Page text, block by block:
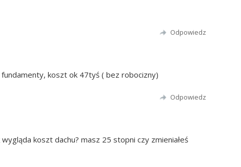
Odpowiedz
koszt ok 47tyś ( bez robocizny)
Odpowiedz
wygląda koszt dachu? masz 25 stopni czy zmieniałeś